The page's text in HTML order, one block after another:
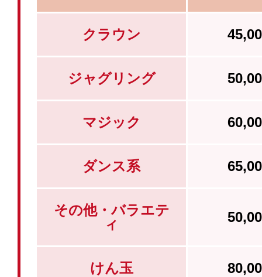
クラウン
ジャグリング
マジック
ダンス系
その他・バラエテ
ィ
けん玉